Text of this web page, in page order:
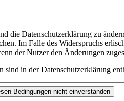
die Datenschutzerklärung zu
Im Falle des Widerspruchs
der Nutzer den Änderungen
in der Datenschutzerklärung